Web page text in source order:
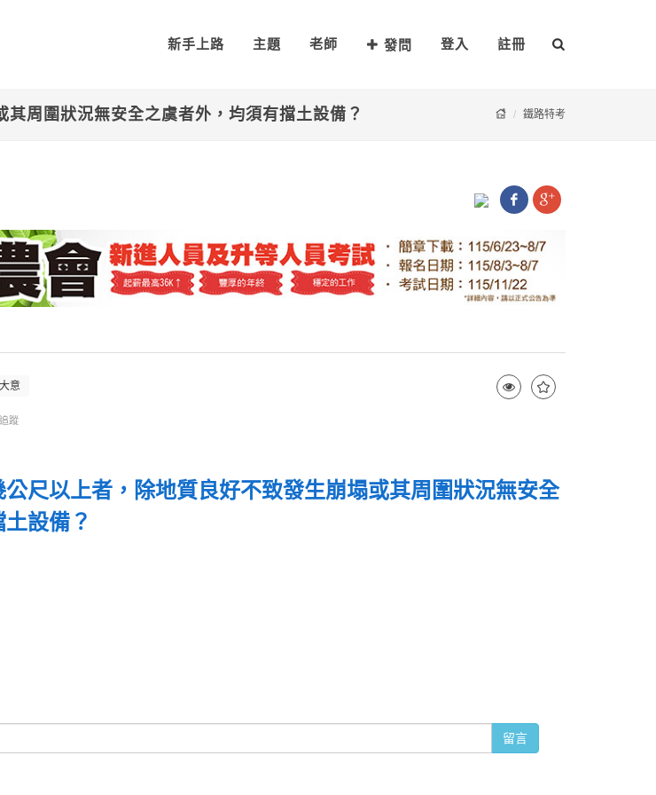
新手上路 主題 老師 發問 登入 註冊
周圍狀況無安全之虞者外，均須有擋土設備？ 鐵路特考
意
蹤
尺以上者，除地質良好不致發生崩塌或其周圍狀況無安全
設備？
留言